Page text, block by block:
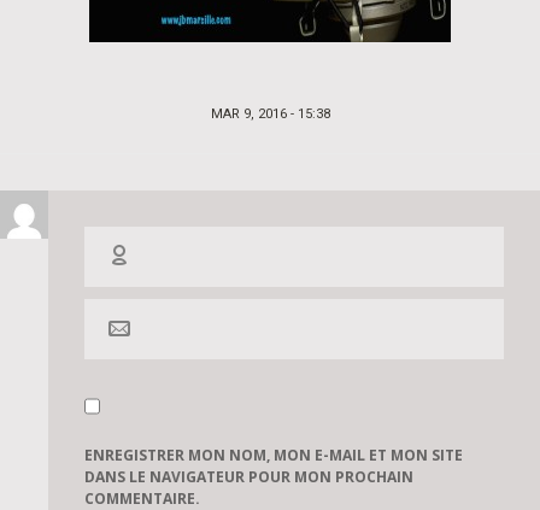
POSTED
MAR 9, 2016 - 15:38
ENREGISTRER MON NOM, MON E-MAIL ET MON SITE
DANS LE NAVIGATEUR POUR MON PROCHAIN
COMMENTAIRE.